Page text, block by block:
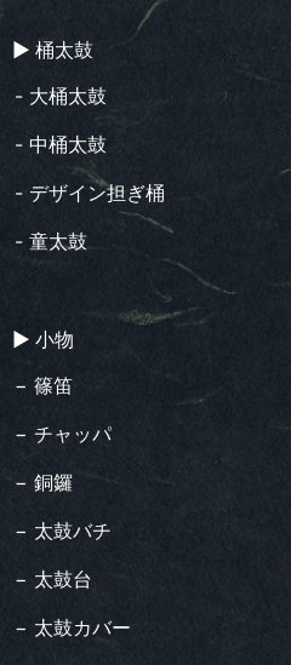
▶︎ 桶太鼓
- 大桶太鼓
- 中桶太鼓
- デザイン担ぎ桶
- 童太鼓
▶︎ 小物
− 篠笛
− チャッパ
− 銅鑼
− 太鼓バチ
− 太鼓台
− 太鼓カバー